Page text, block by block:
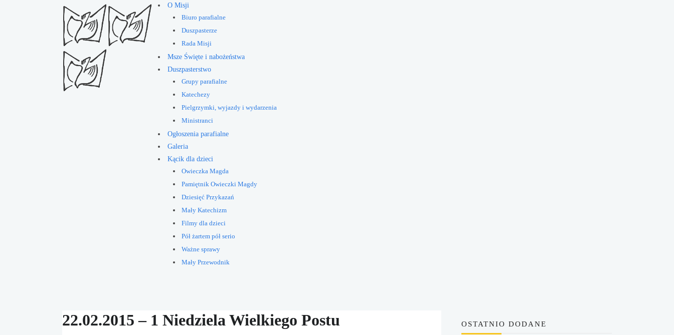
O Misji
Biuro parafialne
Duszpasterze
Rada Misji
Msze Święte i nabożeństwa
Duszpasterstwo
Grupy parafialne
Katechezy
Pielgrzymki, wyjazdy i wydarzenia
Ministranci
Ogłoszenia parafialne
Galeria
Kącik dla dzieci
Owieczka Magda
Pamiętnik Owieczki Magdy
Dziesięć Przykazań
Mały Katechizm
Filmy dla dzieci
Pół żartem pół serio
Ważne sprawy
Mały Przewodnik
22.02.2015 – 1 Niedziela Wielkiego Postu OSTATNIO DODANE